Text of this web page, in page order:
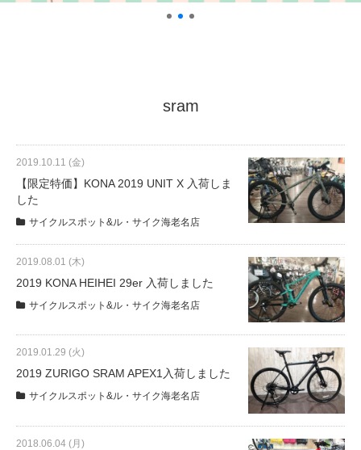
修理・メンテナンス工賃
盗難保証
SpotMateログイン
PB全車種カタログ
sram
2019.10.11 (金)
【限定特価】KONA 2019 UNIT X 入荷しま
した
サイクルスポット&ル・サイク海老名店
2019.08.01 (木)
2019 KONA HEIHEI 29er 入荷しました
サイクルスポット&ル・サイク海老名店
2019.01.29 (火)
2019 ZURIGO SRAM APEX1入荷しました
サイクルスポット&ル・サイク海老名店
2018.06.04 (月)